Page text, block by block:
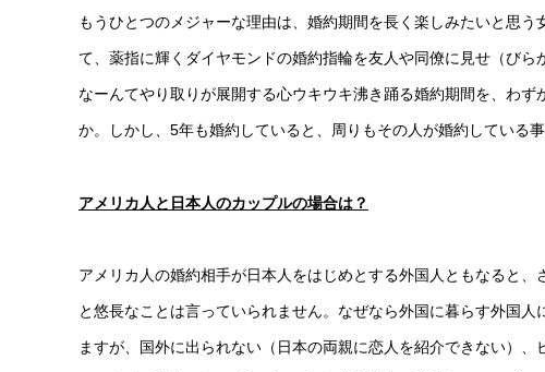
もうひとつのメジャーな理由は、婚約期間を長く楽しみたいと思
て、薬指に輝くダイヤモンドの婚約指輪を友人や同僚に見せ（び
なーんてやり取りが展開する心ウキウキ沸き踊る婚約期間を、わ
か。しかし、5年も婚約していると、周りもその人が婚約している
アメリカ人と日本人のカップルの場合は？
アメリカ人の婚約相手が日本人をはじめとする外国人ともなると
と悠長なことは言っていられません。なぜなら外国に暮らす外国
ますが、国外に出られない（日本の両親に恋人を紹介できない）